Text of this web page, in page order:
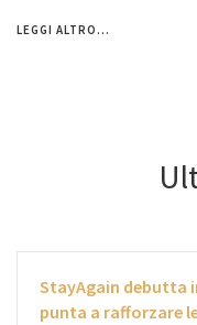
LEGGI ALTRO...
StayAgain debutta
punta a rafforzare